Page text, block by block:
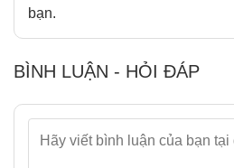
bạn.
BÌNH LUẬN - HỎI ĐÁP